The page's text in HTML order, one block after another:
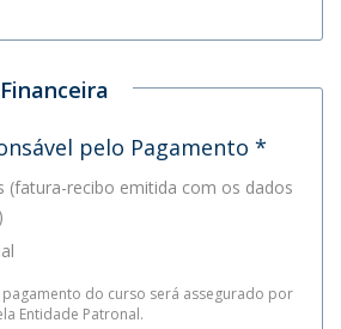
pelo Pagamento *
(fatura-recibo emitida com os dados
do curso será assegurado por
Entidade Patronal.